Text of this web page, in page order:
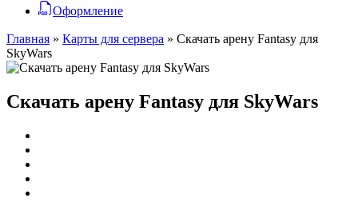
Оформление
Главная » Карты для сервера » Скачать арену Fantasy для
SkyWars
Скачать арену Fantasy для SkyWars